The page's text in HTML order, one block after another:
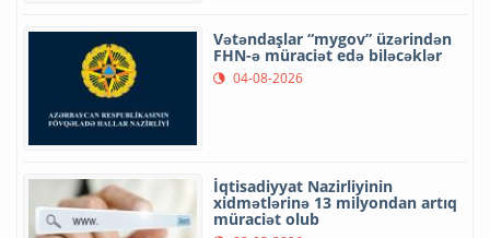
Vətəndaşlar “mygov” üzərindən
FHN-ə müraciət edə biləcəklər
04-08-2026
İqtisadiyyat Nazirliyinin
xidmətlərinə 13 milyondan artıq
müraciət olub